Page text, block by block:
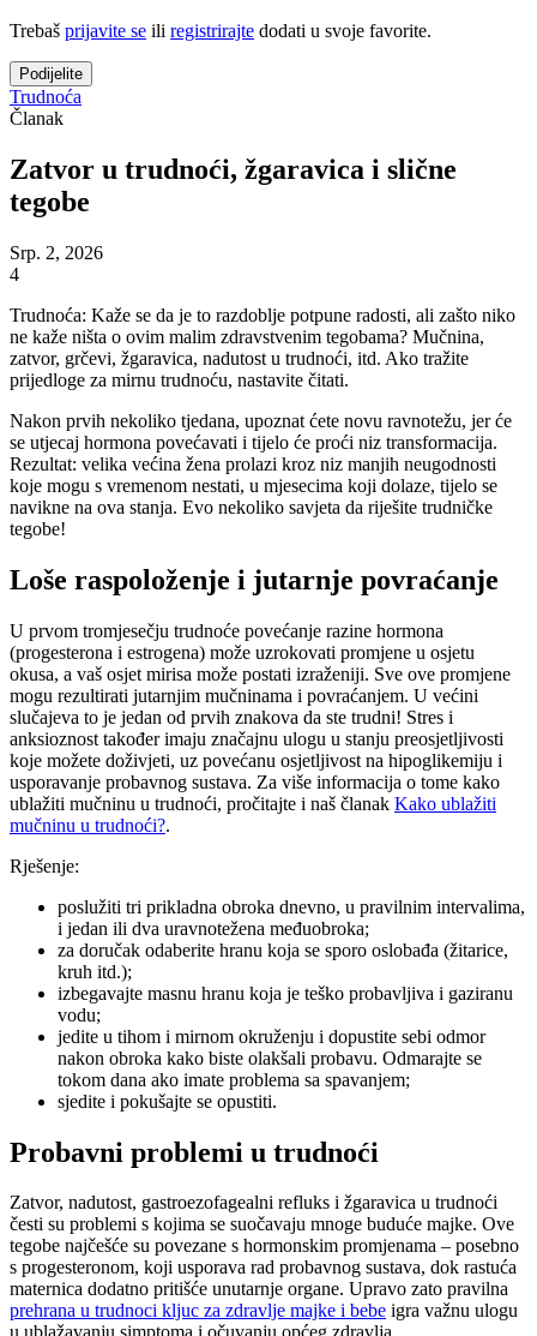
Trebaš prijavite se ili registrirajte dodati u svoje favorite.
Podijelite
Trudnoća
Članak
Zatvor u trudnoći, žgaravica i slične
tegobe
Srp. 2, 2026
4
Trudnoća: Kaže se da je to razdoblje potpune radosti, ali zašto niko
ne kaže ništa o ovim malim zdravstvenim tegobama? Mučnina,
zatvor, grčevi, žgaravica, nadutost u trudnoći, itd. Ako tražite
prijedloge za mirnu trudnoću, nastavite čitati.
Nakon prvih nekoliko tjedana, upoznat ćete novu ravnotežu, jer će
se utjecaj hormona povećavati i tijelo će proći niz transformacija.
Rezultat: velika većina žena prolazi kroz niz manjih neugodnosti
koje mogu s vremenom nestati, u mjesecima koji dolaze, tijelo se
navikne na ova stanja. Evo nekoliko savjeta da riješite trudničke
tegobe!
Loše raspoloženje i jutarnje povraćanje
U prvom tromjesečju trudnoće povećanje razine hormona
(progesterona i estrogena) može uzrokovati promjene u osjetu
okusa, a vaš osjet mirisa može postati izraženiji. Sve ove promjene
mogu rezultirati jutarnjim mučninama i povraćanjem. U većini
slučajeva to je jedan od prvih znakova da ste trudni! Stres i
anksioznost također imaju značajnu ulogu u stanju preosjetljivosti
koje možete doživjeti, uz povećanu osjetljivost na hipoglikemiju i
usporavanje probavnog sustava. Za više informacija o tome kako
ublažiti mučninu u trudnoći, pročitajte i naš članak Kako ublažiti
mučninu u trudnoći?.
Rješenje:
poslužiti tri prikladna obroka dnevno, u pravilnim intervalima,
i jedan ili dva uravnotežena međuobroka;
za doručak odaberite hranu koja se sporo oslobađa (žitarice,
kruh itd.);
izbegavajte masnu hranu koja je teško probavljiva i gaziranu
vodu;
jedite u tihom i mirnom okruženju i dopustite sebi odmor
nakon obroka kako biste olakšali probavu. Odmarajte se
tokom dana ako imate problema sa spavanjem;
sjedite i pokušajte se opustiti.
Probavni problemi u trudnoći
Zatvor, nadutost, gastroezofagealni refluks i žgaravica u trudnoći
česti su problemi s kojima se suočavaju mnoge buduće majke. Ove
tegobe najčešće su povezane s hormonskim promjenama – posebno
s progesteronom, koji usporava rad probavnog sustava, dok rastuća
maternica dodatno pritišće unutarnje organe. Upravo zato pravilna
prehrana u trudnoci kljuc za zdravlje majke i bebe igra važnu ulogu